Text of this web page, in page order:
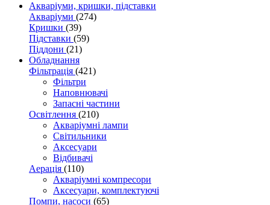
Акваріуми, кришки, підставки
Акваріуми (274)
Кришки (39)
Підставки (59)
Піддони (21)
Обладнання
Фільтрація (421)
Фільтри
Наповнювачі
Запасні частини
Освітлення (210)
Акваріумні лампи
Світильники
Аксесуари
Відбивачі
Аерація (110)
Акваріумні компресори
Аксесуари, комплектуючі
Помпи, насоси (65)